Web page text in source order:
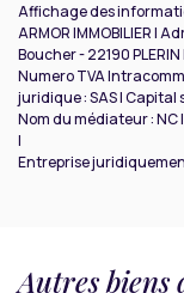
Affichage des
ARMOR IMMOBILIER |
Boucher - 22190
Numero TVA
juridique : SAS | Capital
Nom du médiateur : NC
|
Entreprise
Autres